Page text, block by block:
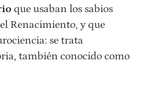
que usaban los sabios
Renacimiento, y que
se trata
también conocido como